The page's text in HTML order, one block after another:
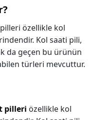
özellikle kol
Kol saati pili,
da geçen bu ürünün
türleri mevcuttur.
pilleri özellikle kol